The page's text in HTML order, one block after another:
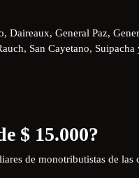
Daireaux, General Paz,
San Cayetano, Suipacha
$ 15.000?
de monotributistas de las